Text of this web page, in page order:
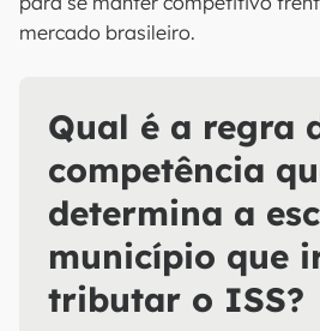
mercado brasileiro.
Qual é a regra
competência
determina a
município que
tributar o ISS?